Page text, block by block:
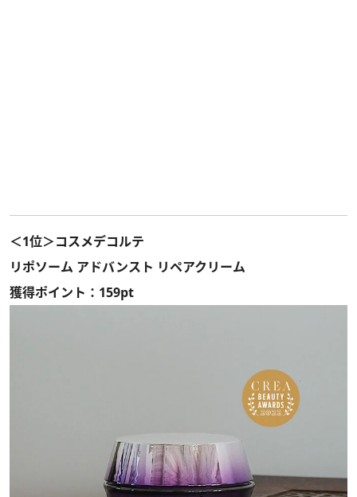
＜1位＞コスメデコルテ
リポソーム アドバンスト リペアクリーム
獲得ポイント：159pt